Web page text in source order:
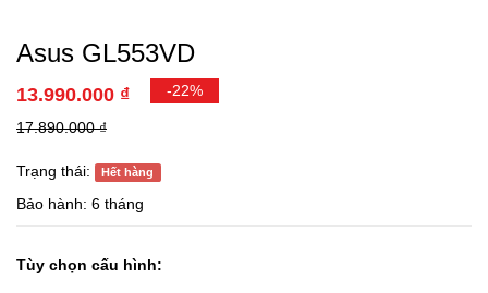
Asus GL553VD
13.990.000 ₫ -22%
17.890.000 ₫
Trạng thái: Hết hàng
Bảo hành: 6 tháng
Tùy chọn cấu hình: